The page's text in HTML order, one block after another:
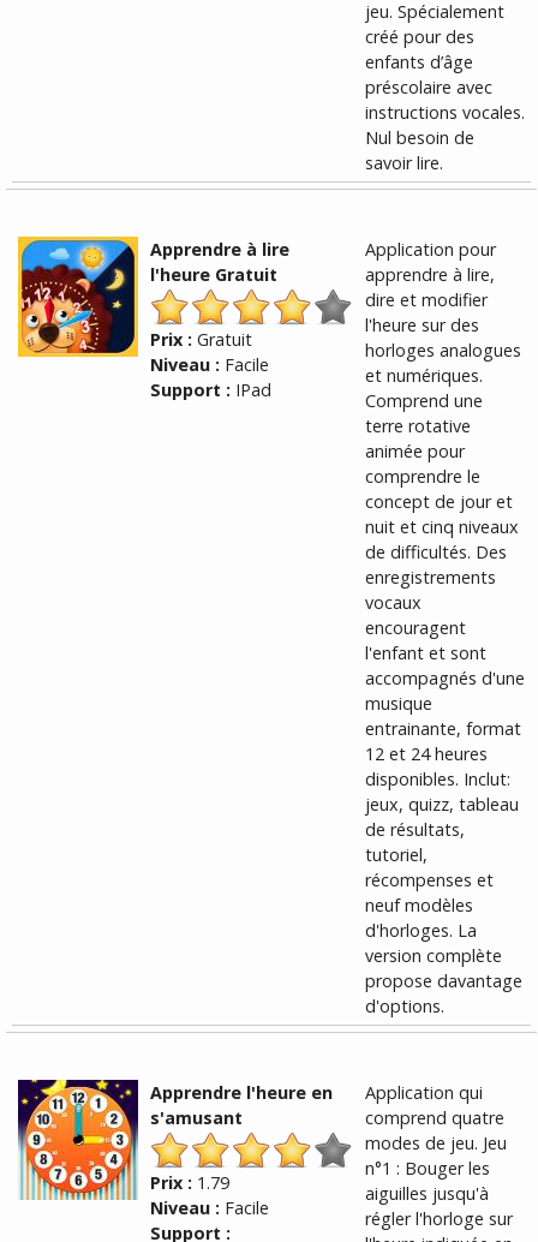
jeu. Spécialement
créé pour des
enfants d’âge
préscolaire avec
instructions vocales.
Nul besoin de
savoir lire.
Apprendre à lire
l'heure Gratuit
Prix : Gratuit
Niveau : Facile
Support : IPad
Application pour
apprendre à lire,
dire et modifier
l'heure sur des
horloges analogues
et numériques.
Comprend une
terre rotative
animée pour
comprendre le
concept de jour et
nuit et cinq niveaux
de difficultés. Des
enregistrements
vocaux
encouragent
l'enfant et sont
accompagnés d'une
musique
entrainante, format
12 et 24 heures
disponibles. Inclut:
jeux, quizz, tableau
de résultats,
tutoriel,
récompenses et
neuf modèles
d'horloges. La
version complète
propose davantage
d'options.
Apprendre l'heure en
s'amusant
Prix : 1.79
Niveau : Facile
Support :
Application qui
comprend quatre
modes de jeu. Jeu
n°1 : Bouger les
aiguilles jusqu'à
régler l'horloge sur